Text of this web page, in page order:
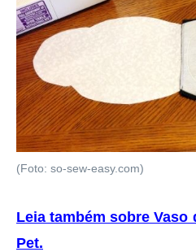
(Foto: so-sew-easy.com)
Leia também sobre Vaso
Pet.